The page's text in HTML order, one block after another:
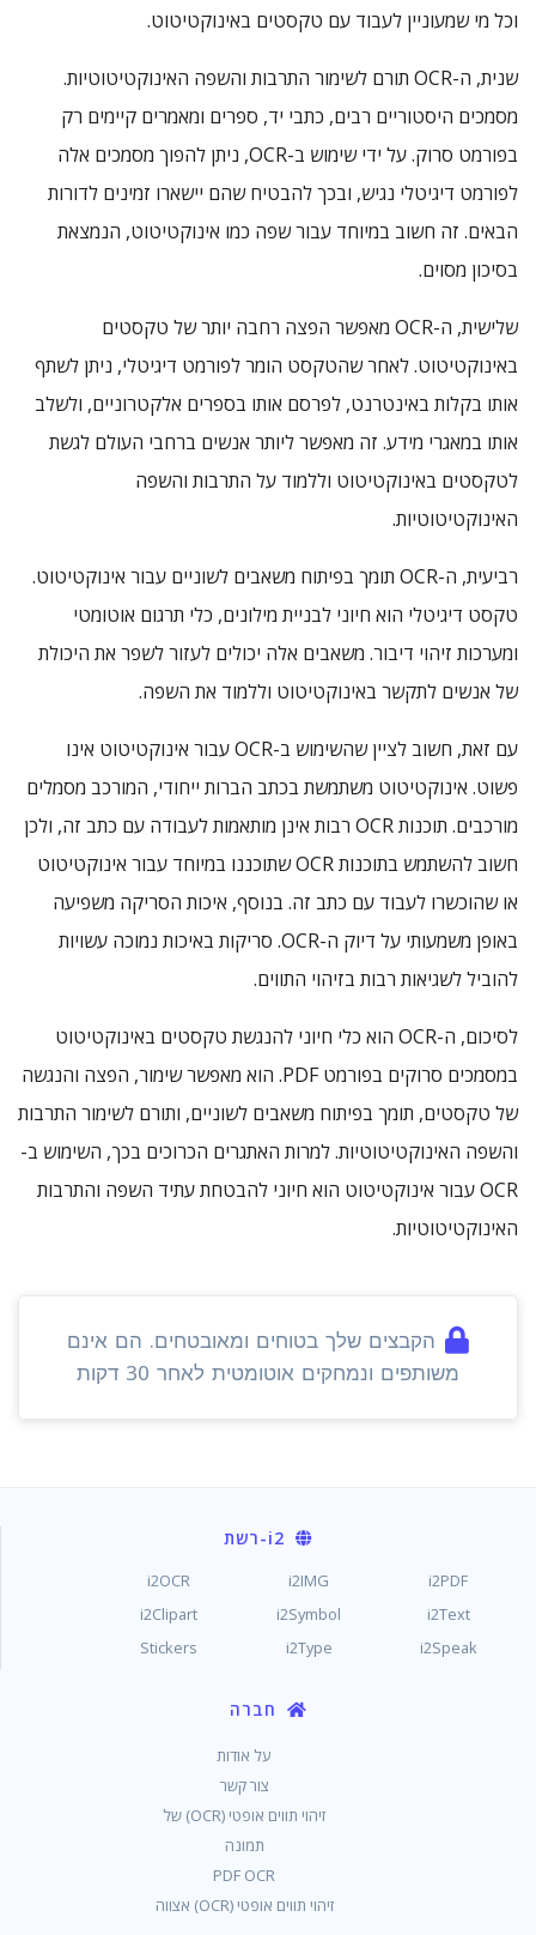
וכל מי שמעוניין לעבוד עם טקסטים באינוקטיטוט.
שנית, ה-OCR תורם לשימור התרבות והשפה האינוקטיטוטיות.
מסמכים היסטוריים רבים, כתבי יד, ספרים ומאמרים קיימים רק
בפורמט סרוק. על ידי שימוש ב-OCR, ניתן להפוך מסמכים אלה
לפורמט דיגיטלי נגיש, ובכך להבטיח שהם יישארו זמינים לדורות
הבאים. זה חשוב במיוחד עבור שפה כמו אינוקטיטוט, הנמצאת
בסיכון מסוים.
שלישית, ה-OCR מאפשר הפצה רחבה יותר של טקסטים
באינוקטיטוט. לאחר שהטקסט הומר לפורמט דיגיטלי, ניתן לשתף
אותו בקלות באינטרנט, לפרסם אותו בספרים אלקטרוניים, ולשלב
אותו במאגרי מידע. זה מאפשר ליותר אנשים ברחבי העולם לגשת
לטקסטים באינוקטיטוט וללמוד על התרבות והשפה
האינוקטיטוטיות.
רביעית, ה-OCR תומך בפיתוח משאבים לשוניים עבור אינוקטיטוט.
טקסט דיגיטלי הוא חיוני לבניית מילונים, כלי תרגום אוטומטי
ומערכות זיהוי דיבור. משאבים אלה יכולים לעזור לשפר את היכולת
של אנשים לתקשר באינוקטיטוט וללמוד את השפה.
עם זאת, חשוב לציין שהשימוש ב-OCR עבור אינוקטיטוט אינו
פשוט. אינוקטיטוט משתמשת בכתב הברות ייחודי, המורכב מסמלים
מורכבים. תוכנות OCR רבות אינן מותאמות לעבודה עם כתב זה, ולכן
חשוב להשתמש בתוכנות OCR שתוכננו במיוחד עבור אינוקטיטוט
או שהוכשרו לעבוד עם כתב זה. בנוסף, איכות הסריקה משפיעה
באופן משמעותי על דיוק ה-OCR. סריקות באיכות נמוכה עשויות
להוביל לשגיאות רבות בזיהוי התווים.
לסיכום, ה-OCR הוא כלי חיוני להנגשת טקסטים באינוקטיטוט
במסמכים סרוקים בפורמט PDF. הוא מאפשר שימור, הפצה והנגשה
של טקסטים, תומך בפיתוח משאבים לשוניים, ותורם לשימור התרבות
והשפה האינוקטיטוטיות. למרות האתגרים הכרוכים בכך, השימוש ב-
OCR עבור אינוקטיטוט הוא חיוני להבטחת עתיד השפה והתרבות
האינוקטיטוטיות.
הקבצים שלך בטוחים ומאובטחים. הם אינם
משותפים ונמחקים אוטומטית לאחר 30 דקות
i2-רשת
i2PDF
i2IMG
i2OCR
i2Text
i2Symbol
i2Clipart
i2Speak
i2Type
Stickers
חברה
על אודות
צור קשר
זיהוי תווים אופטי (OCR) של
תמונה
PDF OCR
זיהוי תווים אופטי (OCR) אצווה